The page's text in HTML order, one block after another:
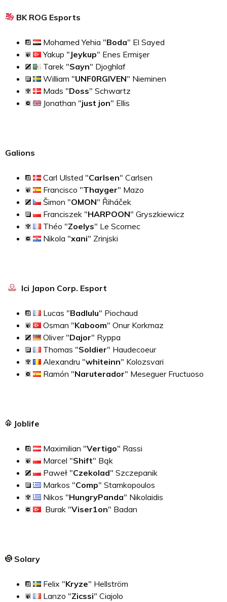
BK ROG Esports
Mohamed Yehia "Boda" El Sayed
Yakup " Jeykup" Enes Ermişer
Tarek "Sayn" Djoghlaf
William "UNF0RGIVEN" Nieminen
Mads "Doss" Schwartz
Jonathan "just jon" Ellis
Galions
Carl Ulsted "Carlsen" Carlsen
Francisco "Thayger" Mazo
Šimon "OMON" Řiháček
Franciszek "HARPOON" Gryszkiewicz
Théo "Zoelys" Le Scornec
Nikola "xani" Zrinjski
Ici Japon Corp. Esport
Lucas "Badlulu" Piochaud
Osman "Kaboom" Onur Korkmaz
Oliver "Dajor" Ryppa
Thomas "Soldier" Haudecoeur
Alexandru "whiteinn" Kolozsvari
Ramón "Naruterador" Meseguer Fructuoso
Joblife
Maximilian "Vertigo" Rassi
Marcel "Shift" Bąk
Paweł "Czekolad" Szczepanik
Markos "Comp" Stamkopoulos
Nikos "HungryPanda" Nikolaidis
Burak "Viser1on" Badan
Solary
Felix "Kryze" Hellström
Lanzo "Zicssi" Ciajolo